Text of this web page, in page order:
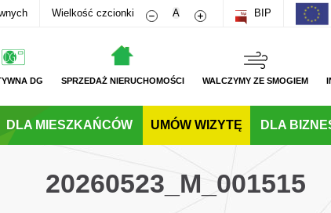
Wielkość czcionki Zmniejsz rozmiar czcionki
A Zwiększ rozmiar czcionki
BIP
DG SPRZEDAŻ NIERUCHOMOŚCI WALCZYMY ZE SMOGIEM
DLA MIESZKAŃCÓW UMÓW WIZYTĘ DLA
20260523_M_001515